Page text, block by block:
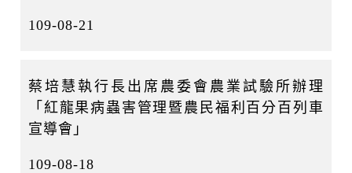
109-08-21
蔡培慧執行長出席農委會農業試驗所辦理
「紅龍果病蟲害管理暨農民福利百分百列車
宣導會」
109-08-18